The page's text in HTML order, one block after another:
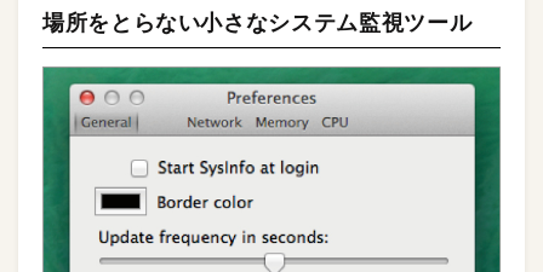
場所をとらない小さなシステム監視ツール